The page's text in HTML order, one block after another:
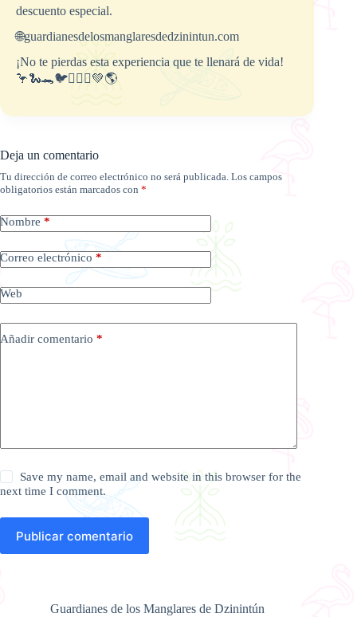
descuento especial.
🌐guardianesdelosmanglaresdedzinintun.com
¡No te pierdas esta experiencia que te llenará de vida!
🦩🐍🐊🐦🚣🏻‍♀️💚🌎
Deja un comentario
Tu dirección de correo electrónico no será publicada. Los campos
obligatorios están marcados con *
Nombre *
Correo electrónico *
Web
Añadir comentario *
Save my name, email and website in this browser for the
next time I comment.
Publicar comentario
Guardianes de los Manglares de Dzinintún